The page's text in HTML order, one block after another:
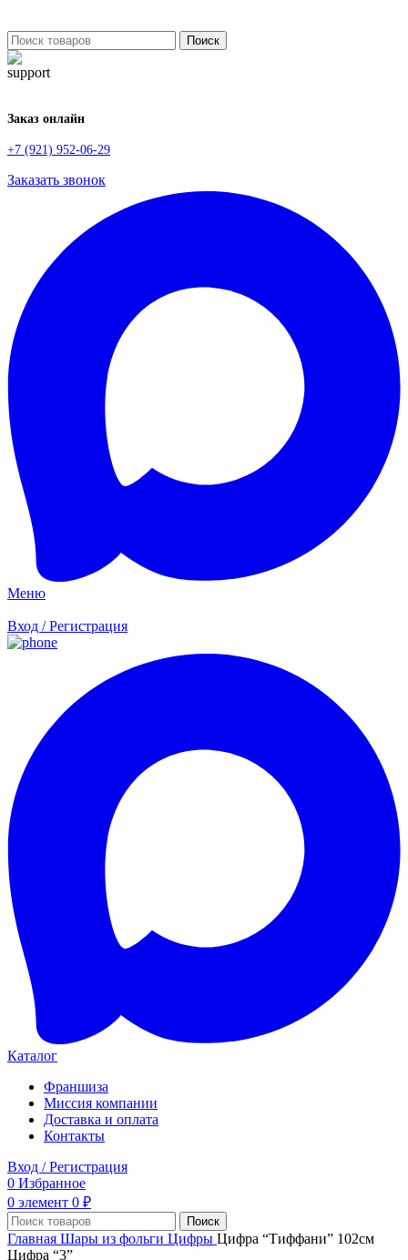
Поиск
Заказ онлайн
+7 (921) 952-06-29
Заказать звонок
Меню
Вход / Регистрация
Каталог
Франшиза
Миссия компании
Доставка и оплата
Контакты
Вход / Регистрация
0 Избранное
0 элемент 0 ₽
Поиск
Главная Шары из фольги Цифры Цифра “Тиффани” 102см
Цифра “3”